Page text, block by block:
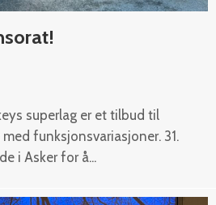
superlag er et tilbud til
funksjonsvariasjoner. 31.
i Asker for å...